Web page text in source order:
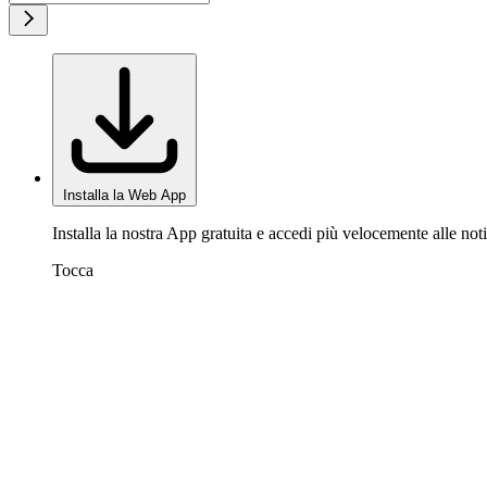
Installa la Web App
Installa la nostra App gratuita e accedi più velocemente alle
Tocca